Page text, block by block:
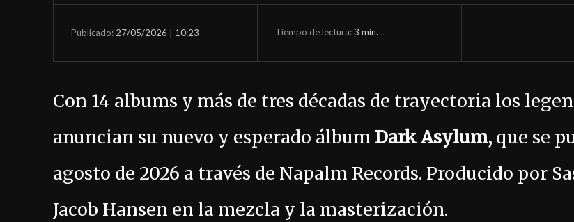
Publicado: 27/05/2026 | 10:23 Tiempo de lectura:3 min.
Con 14 albums y más de tres décadas de trayectoria los
anuncian su nuevo y esperado álbum Dark Asylum, que se
agosto de 2026 a través de Napalm Records. Producido por
Jacob Hansen en la mezcla y la masterización.